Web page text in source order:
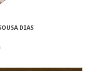
DIAS